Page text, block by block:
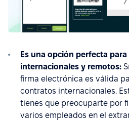
Es una opción perfecta
internacionales y remotos:
firma electrónica es válida
contratos internacionales.
tienes que preocuparte por
varios empleados en el